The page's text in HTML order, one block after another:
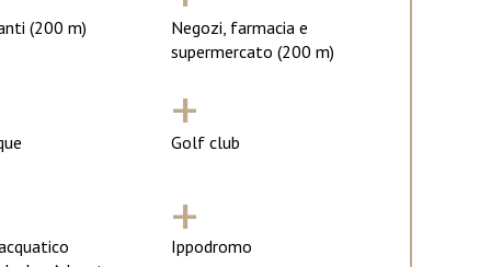
Negozi, farmacia e
supermercato (200 m)
(200 m)
+
Golf club
Ippodromo
+